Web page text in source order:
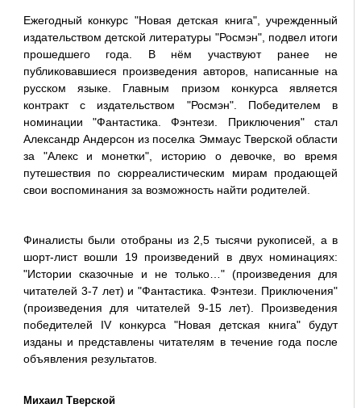
Ежегодный конкурс "Новая детская книга", учрежденный
издательством детской литературы "Росмэн", подвел итоги
прошедшего года. В нём участвуют ранее не
публиковавшиеся произведения авторов, написанные на
русском языке. Главным призом конкурса является
контракт с издательством "Росмэн". Победителем в
номинации "Фантастика. Фэнтези. Приключения" стал
Александр Андерсон из поселка Эммаус Тверской области
за "Алекс и монетки", историю о девочке, во время
путешествия по сюрреалистическим мирам продающей
свои воспоминания за возможность найти родителей.
Финалисты были отобраны из 2,5 тысячи рукописей, а в
шорт-лист вошли 19 произведений в двух номинациях:
"Истории сказочные и не только…" (произведения для
читателей 3-7 лет) и "Фантастика. Фэнтези. Приключения"
(произведения для читателей 9-15 лет). Произведения
победителей IV конкурса "Новая детская книга" будут
изданы и представлены читателям в течение года после
объявления результатов.
Михаил Тверской